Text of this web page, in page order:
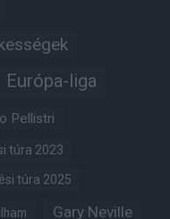
Európa-liga
Pellistri
túra 2023
túra 2025
Gary Neville